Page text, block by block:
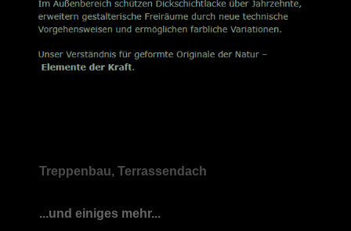
Treppenbau, Terrassendach
...und einiges mehr...